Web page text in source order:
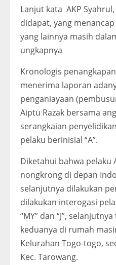
Lanjut kata AKP
didapat, yang
yang lainnya masih
ungkapnya
Kronologis
menerima laporan
penganiayaan
Aiptu Razak bersama
serangkaian
pelaku berinisial “A”.
Diketahui bahwa pelaku
nongkrong di depan
selanjutnya dilakukan
dilakukan interogasi
“MY” dan “J”,
keduanya di rumah
Kelurahan Togo-togo,
Kec. Tarowang.